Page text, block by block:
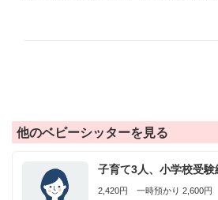
他のベビーシッターを見る
子育て3人、小学校受験
2,420円 一時預かり 2,600円